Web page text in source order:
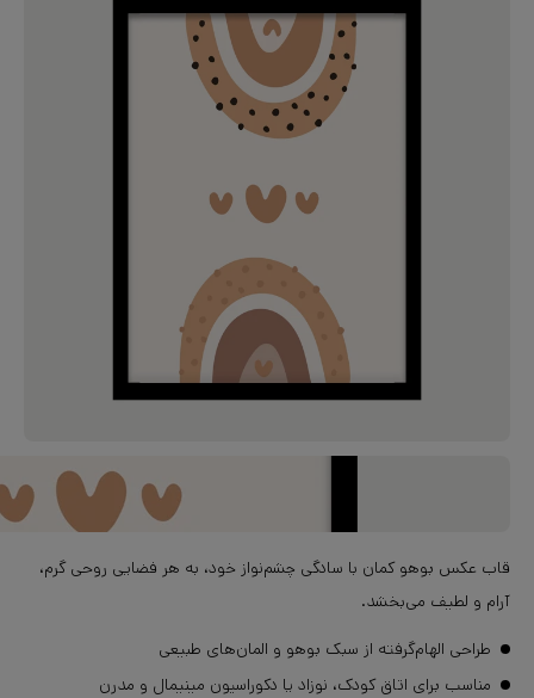
قاب عکس بوهو کمان با سادگی چشم‌نواز خود، به هر فضایی روحی گرم،
آرام و لطیف می‌بخشد.
طراحی الهام‌گرفته از سبک بوهو و المان‌های طبیعی
مناسب برای اتاق کودک، نوزاد یا دکوراسیون مینیمال و مدرن